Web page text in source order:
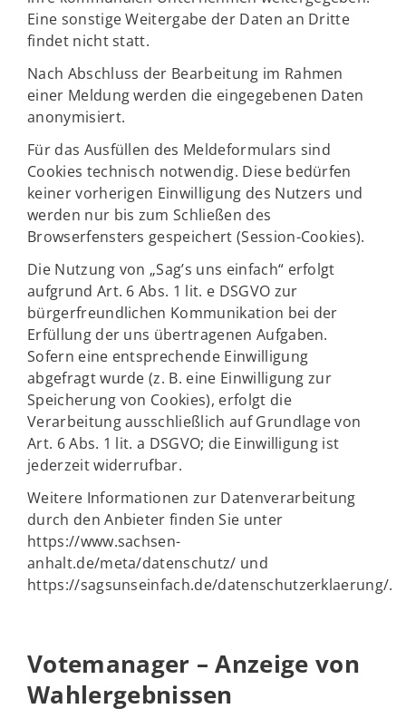
Eine sonstige Weitergabe der Daten an Dritte
findet nicht statt.
Nach Abschluss der Bearbeitung im Rahmen
einer Meldung werden die eingegebenen Daten
anonymisiert.
Für das Ausfüllen des Meldeformulars sind
Cookies technisch notwendig. Diese bedürfen
keiner vorherigen Einwilligung des Nutzers und
werden nur bis zum Schließen des
Browserfensters gespeichert (Session-Cookies).
Die Nutzung von „Sag’s uns einfach“ erfolgt
aufgrund Art. 6 Abs. 1 lit. e DSGVO zur
bürgerfreundlichen Kommunikation bei der
Erfüllung der uns übertragenen Aufgaben.
Sofern eine entsprechende Einwilligung
abgefragt wurde (z. B. eine Einwilligung zur
Speicherung von Cookies), erfolgt die
Verarbeitung ausschließlich auf Grundlage von
Art. 6 Abs. 1 lit. a DSGVO; die Einwilligung ist
jederzeit widerrufbar.
Weitere Informationen zur Datenverarbeitung
durch den Anbieter finden Sie unter
https://www.sachsen-
anhalt.de/meta/datenschutz/ und
https://sagsunseinfach.de/datenschutzerklaerung/.
Votemanager – Anzeige von
Wahlergebnissen